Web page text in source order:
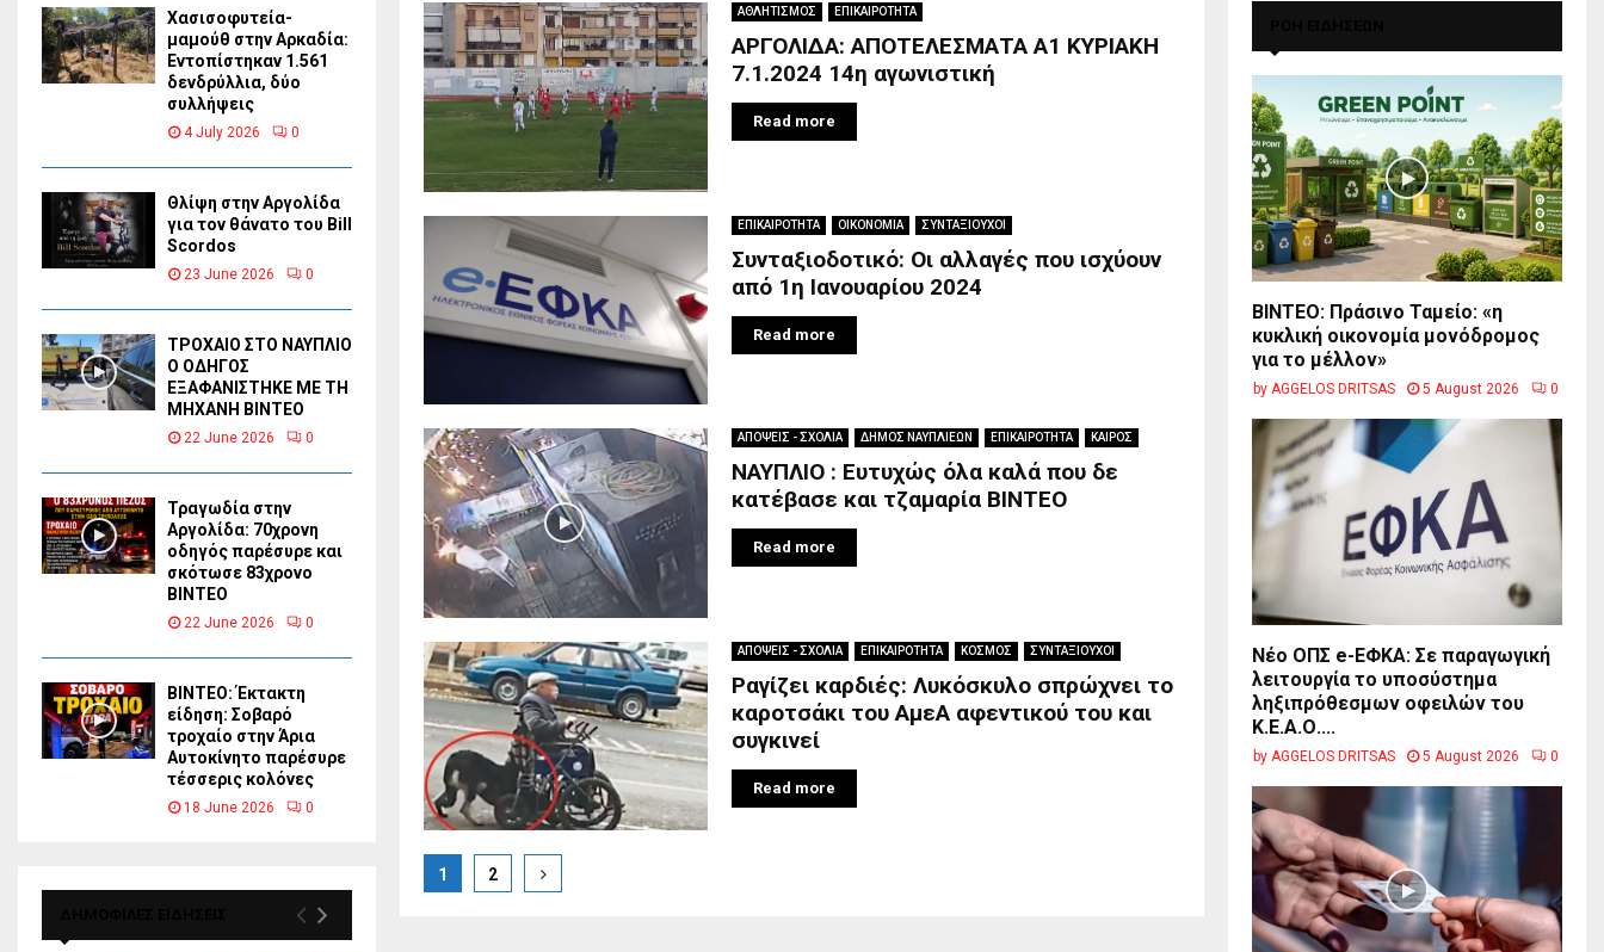
ΑΘΛΗΤΙΣΜΟΣ ΕΠΙΚΑΙΡΟΤΗΤΑ
ΑΡΓΟΛΙΔΑ: ΑΠΟΤΕΛΕΣΜΑΤΑ Α1 ΚΥΡΙΑΚΗ
7.1.2024 14η αγωνιστική
Read more
ΕΠΙΚΑΙΡΟΤΗΤΑ ΟΙΚΟΝΟΜΙΑ ΣΥΝΤΑΞΙΟΥΧΟΙ
Συνταξιοδοτικό: Οι αλλαγές που ισχύουν
από 1η Ιανουαρίου 2024
Read more
ΑΠΟΨΕΙΣ - ΣΧΟΛΙΑ ΔΗΜΟΣ ΝΑΥΠΛΙΕΩΝ ΕΠΙΚΑΙΡΟΤΗΤΑ ΚΑΙΡΟΣ
ΝΑΥΠΛΙΟ : Ευτυχώς όλα καλά που δε
κατέβασε και τζαμαρία ΒΙΝΤΕΟ
Read more
ΑΠΟΨΕΙΣ - ΣΧΟΛΙΑ ΕΠΙΚΑΙΡΟΤΗΤΑ ΚΟΣΜΟΣ ΣΥΝΤΑΞΙΟΥΧΟΙ
Ραγίζει καρδιές: Λυκόσκυλο σπρώχνει το
καροτσάκι του ΑμεΑ αφεντικού του και
συγκινεί
Read more
Posts
1 2
Χασισοφυτεία-
μαμούθ στην Αρκαδία:
Εντοπίστηκαν 1.561
δενδρύλλια, δύο
συλλήψεις
4 July 2026 0
Θλίψη στην Αργολίδα
για τον θάνατο του Bill
Scordos
23 June 2026 0
ΤΡΟΧΑΙΟ ΣΤΟ ΝΑΥΠΛΙΟ
Ο ΟΔΗΓΟΣ
ΕΞΑΦΑΝΙΣΤΗΚΕ ΜΕ ΤΗ
ΜΗΧΑΝΗ ΒΙΝΤΕΟ
22 June 2026 0
Τραγωδία στην
Αργολίδα: 70χρονη
οδηγός παρέσυρε και
σκότωσε 83χρονο
ΒΙΝΤΕΟ
22 June 2026 0
ΒΙΝΤΕΟ: Έκτακτη
είδηση: Σοβαρό
τροχαίο στην Άρια
Αυτοκίνητο παρέσυρε
τέσσερις κολόνες
18 June 2026 0
BINTEO: Πράσινο Ταμείο: «η
κυκλική οικονομία μονόδρομος
για το μέλλον»
by AGGELOS DRITSAS 5 August 2026 0
Νέο ΟΠΣ e-ΕΦΚΑ: Σε παραγωγική
λειτουργία το υποσύστημα
ληξιπρόθεσμων οφειλών του
Κ.Ε.Α.Ο....
by AGGELOS DRITSAS 5 August 2026 0